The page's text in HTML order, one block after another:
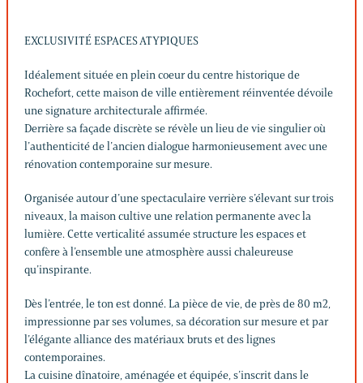
EXCLUSIVITÉ ESPACES ATYPIQUES
Idéalement située en plein coeur du centre historique de
Rochefort, cette maison de ville entièrement réinventée dévoile
une signature architecturale affirmée.
Derrière sa façade discrète se révèle un lieu de vie singulier où
l’authenticité de l’ancien dialogue harmonieusement avec une
rénovation contemporaine sur mesure.
Organisée autour d’une spectaculaire verrière s’élevant sur trois
niveaux, la maison cultive une relation permanente avec la
lumière. Cette verticalité assumée structure les espaces et
confère à l’ensemble une atmosphère aussi chaleureuse
qu’inspirante.
Dès l’entrée, le ton est donné. La pièce de vie, de près de 80 m2,
impressionne par ses volumes, sa décoration sur mesure et par
l’élégante alliance des matériaux bruts et des lignes
contemporaines.
La cuisine dînatoire, aménagée et équipée, s’inscrit dans le